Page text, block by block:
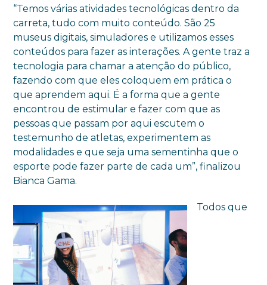
“Temos várias atividades tecnológicas dentro da
carreta, tudo com muito conteúdo. São 25
museus digitais, simuladores e utilizamos esses
conteúdos para fazer as interações. A gente traz a
tecnologia para chamar a atenção do público,
fazendo com que eles coloquem em prática o
que aprendem aqui. É a forma que a gente
encontrou de estimular e fazer com que as
pessoas que passam por aqui escutem o
testemunho de atletas, experimentem as
modalidades e que seja uma sementinha que o
esporte pode fazer parte de cada um”, finalizou
Bianca Gama.
Todos que